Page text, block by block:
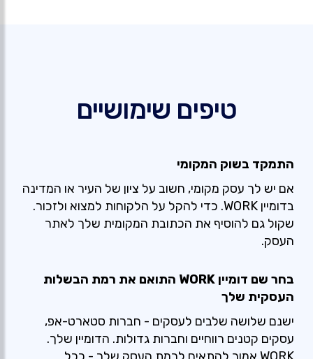
טיפים שימושיים
התמקד בשוק המקומי
אם יש לך עסק מקומי, חשוב על ציון של העיר או המדינה
בדומיין WORK. כדי להקל על הלקוחות למצוא ולזכור.
שקול גם להוסיף את הכתובת המקומית שלך לאתר
העסק.
בחר שם דומיין WORK התואם את רמת הבשלות
העסקית שלך
ישנם שלושה שלבים לעסקים - חברות סטארט-אפ,
עסקים קטנים רווחיים וחברות גדולות. הדומיין שלך.